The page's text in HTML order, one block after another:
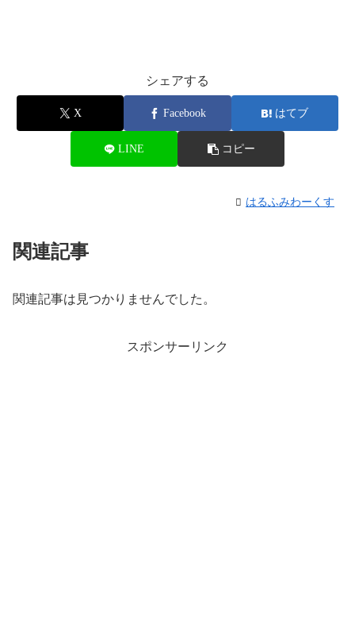
シェアする
X Facebook はてブ
LINE コピー
はるふみわーくす
関連記事
関連記事は見つかりませんでした。
スポンサーリンク